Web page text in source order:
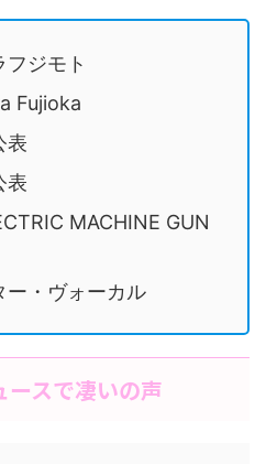
ジモト
表
MACHINE GUN
ー・ヴォーカル
スで凄いの声